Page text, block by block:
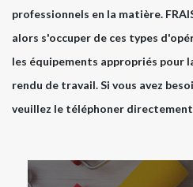
professionnels en la matière.
alors s'occuper de ces types
les équipements appropriés pour
rendu de travail. Si vous avez
veuillez le téléphoner